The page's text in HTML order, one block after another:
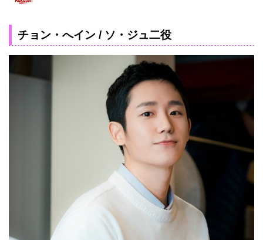
チョン・へイン / ソ・ジュ二役